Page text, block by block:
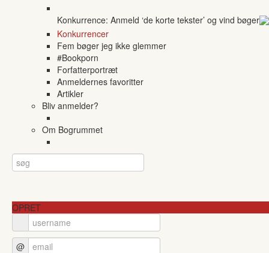
Konkurrence: Anmeld ‘de korte tekster’ og vind bøger
Konkurrencer
Fem bøger jeg ikke glemmer
#Bookporn
Forfatterportræt
Anmeldernes favoritter
Artikler
Bliv anmelder?
Om Bogrummet
OPRET
@